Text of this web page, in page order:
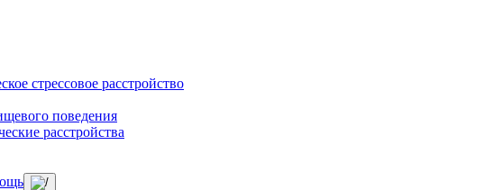
стрессовое расстройство
поведения
расстройства